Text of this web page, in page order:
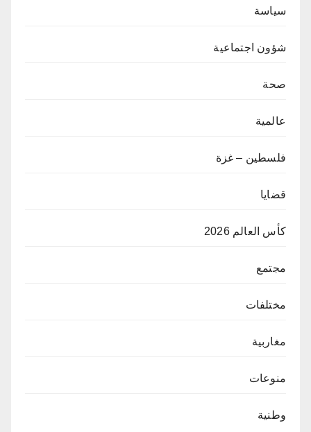
سياسة
شؤون اجتماعية
صحة
عالمية
فلسطين – غزة
قضايا
كأس العالم 2026
مجتمع
مختلفات
مغاربية
منوعات
وطنية